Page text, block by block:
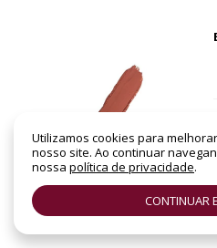
Utilizamos cookies para
nosso site. Ao continuar
nossa política de privacidade.
CONTINUAR